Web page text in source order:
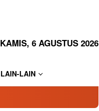
KAMIS, 6 AGUSTUS 2026
LAIN-LAIN